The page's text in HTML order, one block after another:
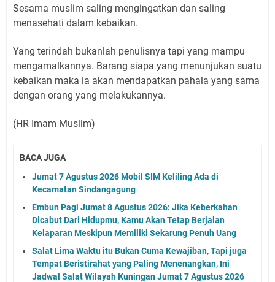
Sesama muslim saling mengingatkan dan saling
menasehati dalam kebaikan.
Yang terindah bukanlah penulisnya tapi yang mampu
mengamalkannya. Barang siapa yang menunjukan suatu
kebaikan maka ia akan mendapatkan pahala yang sama
dengan orang yang melakukannya.
(HR Imam Muslim)
BACA JUGA
Jumat 7 Agustus 2026 Mobil SIM Keliling Ada di
Kecamatan Sindangagung
Embun Pagi Jumat 8 Agustus 2026: Jika Keberkahan
Dicabut Dari Hidupmu, Kamu Akan Tetap Berjalan
Kelaparan Meskipun Memiliki Sekarung Penuh Uang
Salat Lima Waktu itu Bukan Cuma Kewajiban, Tapi juga
Tempat Beristirahat yang Paling Menenangkan, Ini
Jadwal Salat Wilayah Kuningan Jumat 7 Agustus 2026